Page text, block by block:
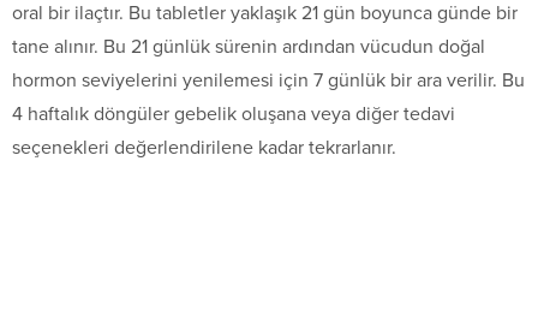
oral bir ilaçtır. Bu tabletler yaklaşık 21 gün boyunca günde bir
tane alınır. Bu 21 günlük sürenin ardından vücudun doğal
hormon seviyelerini yenilemesi için 7 günlük bir ara verilir. Bu
4 haftalık döngüler gebelik oluşana veya diğer tedavi
seçenekleri değerlendirilene kadar tekrarlanır.